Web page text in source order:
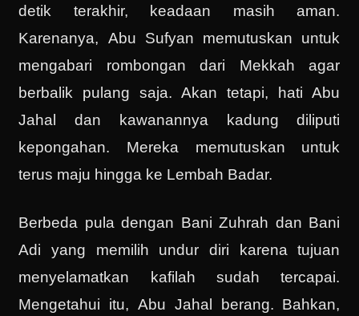
detik terakhir, keadaan masih aman.
Karenanya, Abu Sufyan memutuskan untuk
mengabari rombongan dari Mekkah agar
berbalik pulang saja. Akan tetapi, hati Abu
Jahal dan kawanannya kadung diliputi
kepongahan. Mereka memutuskan untuk
terus maju hingga ke Lembah Badar.
Berbeda pula dengan Bani Zuhrah dan Bani
Adi yang memilih undur diri karena tujuan
menyelamatkan kafilah sudah tercapai.
Mengetahui itu, Abu Jahal berang. Bahkan,